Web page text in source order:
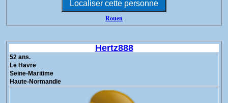
Rouen
Hertz888
52 ans.
Le Havre
Seine-Maritime
Haute-Normandie